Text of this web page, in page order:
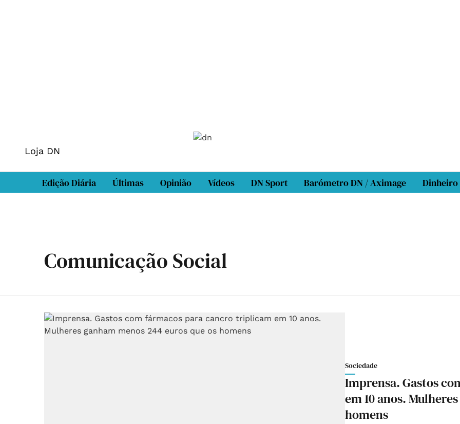
Loja DN
Edição Diária Últimas Opinião Vídeos DN Sport Barómetro DN / Aximage Dinheiro
Comunicação Social
Sociedade
Imprensa. Gastos
em 10 anos.
homens